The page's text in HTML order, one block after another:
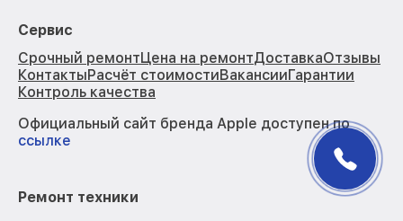
Сервис
Срочный ремонтЦена на ремонтДоставкаОтзывы
КонтактыРасчёт стоимостиВакансииГарантии
Контроль качества
Официальный сайт бренда Apple доступен по
ссылке
Ремонт техники